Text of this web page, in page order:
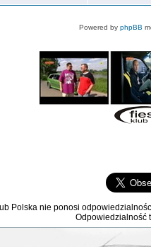
Powered by phpBB
Polska nie ponosi
Odpowiedzialność